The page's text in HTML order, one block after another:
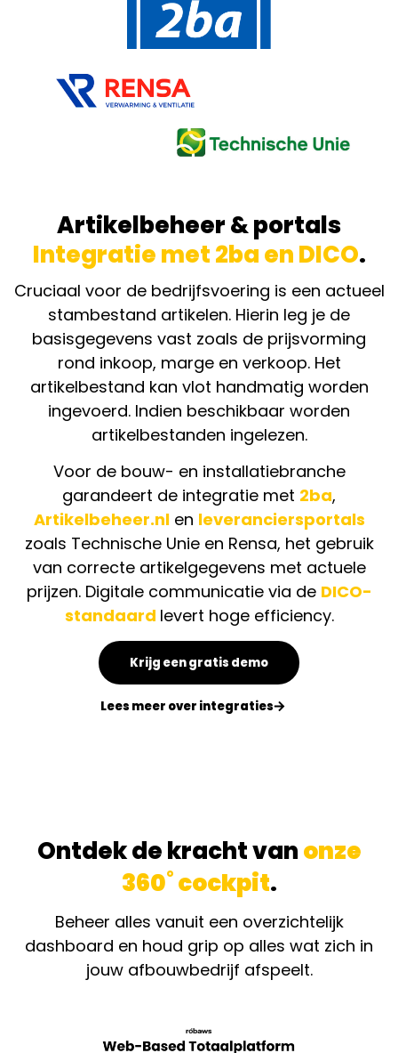
Artikelbeheer & portals
Integratie met 2ba en DICO.
Cruciaal voor de bedrijfsvoering is een actueel
stambestand artikelen. Hierin leg je de
basisgegevens vast zoals de prijsvorming
rond inkoop, marge en verkoop. Het
artikelbestand kan vlot handmatig worden
ingevoerd. Indien beschikbaar worden
artikelbestanden ingelezen.
Voor de bouw- en installatiebranche
garandeert de integratie met 2ba,
Artikelbeheer.nlen leveranciersportals
zoals Technische Unie en Rensa, het gebruik
van correcte artikelgegevens met actuele
prijzen. Digitale communicatie via de DICO-
standaard levert hoge efficiency.
Krijg een gratis demo
Lees meer over integraties
Beheer alles vanuit een overzichtelijk
dashboard en houd grip op alles wat zich in
jouw afbouwbedrijf afspeelt.
Ontdek de kracht vanonze
360˚ cockpit.